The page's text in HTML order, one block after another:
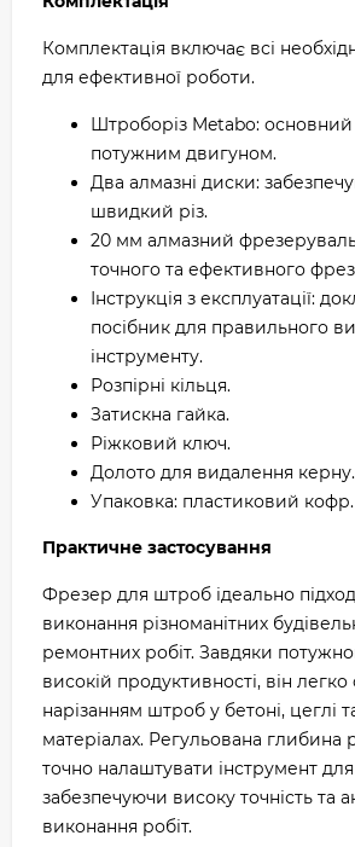
Комплектація включає всі
для ефективної роботи.
Штроборіз Metabo: основний
потужним двигуном.
Два алмазні диски:
швидкий різ.
20 мм алмазний
точного та ефективного
Інструкція з експлуатації:
посібник для правильного
інструменту.
Розпірні кільця.
Затискна гайка.
Ріжковий ключ.
Долото для видалення керну.
Упаковка: пластиковий кофр.
Практичне застосування
Фрезер для штроб ідеально
виконання різноманітних
ремонтних робіт. Завдяки
високій продуктивності, він
нарізанням штроб у бетоні, цеглі
матеріалах. Регульована глибина
точно налаштувати інструмент
забезпечуючи високу точність та
виконання робіт.